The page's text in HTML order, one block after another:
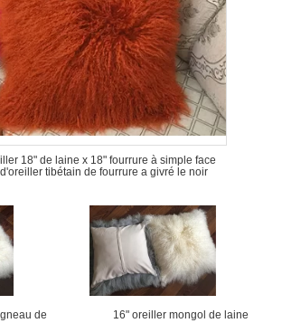
18" de laine x 18" fourrure à simple face
tibétain de fourrure a givré le noir
de
16" oreiller mongol de laine